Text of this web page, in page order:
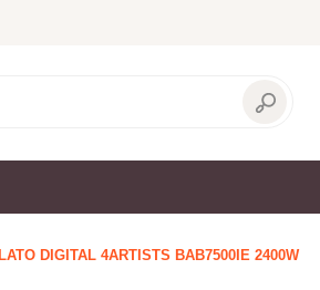
DIGITAL 4ARTISTS BAB7500IE 2400W